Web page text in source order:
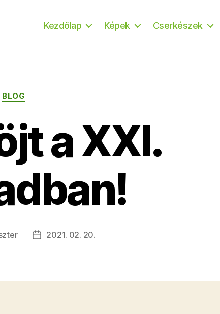
Kezdőlap Képek Cserkészek
Kategóriák
BLOG
a XXI.
Bejegyzés
2021. 02. 20.